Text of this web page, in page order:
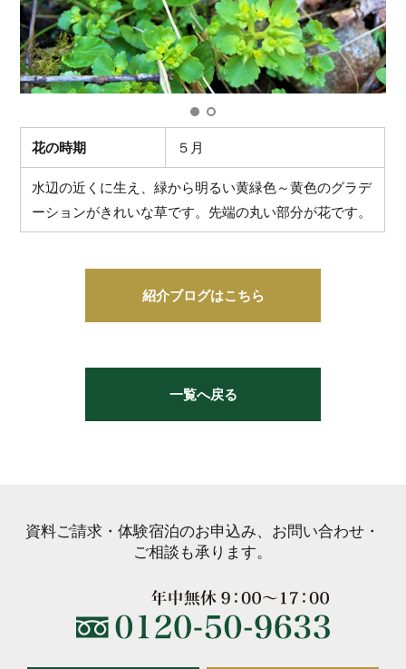
花の時期 ５月
水辺の近くに生え、緑から明るい黄緑色～黄色のグラデ
ーションがきれいな草です。先端の丸い部分が花です。
紹介ブログはこちら
一覧へ戻る
資料ご請求・体験宿泊のお申込み、お問い合わせ・
ご相談も承ります。